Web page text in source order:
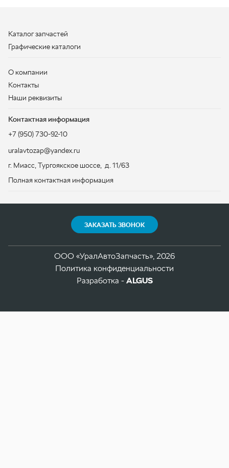
Контактная информация
+7 (950) 730-92-10
uralavtozap@yandex.ru
г. Миасс, Тургоякское шоссе, д. 11/63
Полная контактная информация
Политика конфиденциальности